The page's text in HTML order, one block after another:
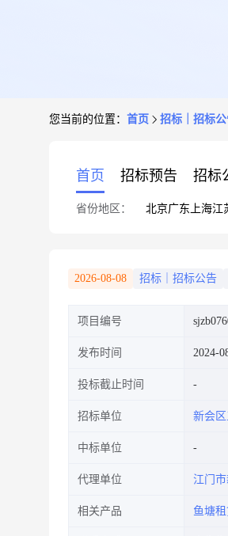
您当前的位置： 首页 招标｜招标
首页 招标预告 招标
省份地区： 北京广东 上海江
2026-08-08 招标｜招标公告
项目编号
发布时间 2024-
投标截止时间
招标单位 新会
中标单位
代理单位 江门
相关产品 鱼塘